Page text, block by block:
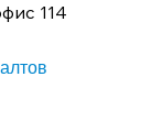
114